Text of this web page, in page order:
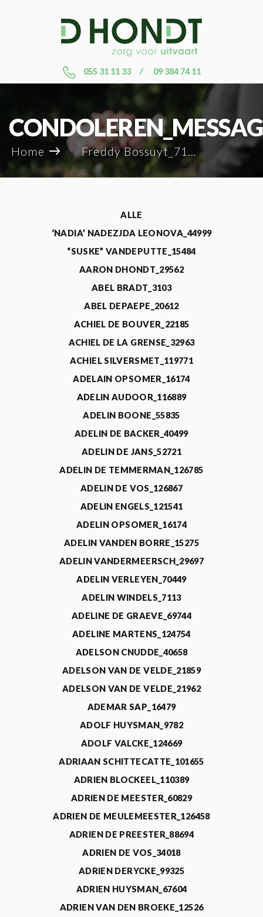
055 31 11 33 09 384 74 11
Home Freddy Bossuyt_71925
ALLE
‘NADIA’ NADEZJDA LEONOVA_44999
“SUSKE” VANDEPUTTE_15484
AARON DHONDT_29562
ABEL BRADT_3103
ABEL DEPAEPE_20612
ACHIEL DE BOUVER_22185
ACHIEL DE LA GRENSE_32963
ACHIEL SILVERSMET_119771
ADELAIN OPSOMER_16174
ADELIN AUDOOR_116889
ADELIN BOONE_55835
ADELIN DE BACKER_40499
ADELIN DE JANS_52721
ADELIN DE TEMMERMAN_126785
ADELIN DE VOS_126867
ADELIN ENGELS_121541
ADELIN OPSOMER_16174
ADELIN VANDEN BORRE_15275
ADELIN VANDERMEERSCH_29697
ADELIN VERLEYEN_70449
ADELIN WINDELS_7113
ADELINE DE GRAEVE_69744
ADELINE MARTENS_124754
ADELSON CNUDDE_40658
ADELSON VAN DE VELDE_21859
ADELSON VAN DE VELDE_21962
ADEMAR SAP_16479
ADOLF HUYSMAN_9782
ADOLF VALCKE_124669
ADRIAAN SCHITTECATTE_101655
ADRIEN BLOCKEEL_110389
ADRIEN DE MEESTER_60829
ADRIEN DE MEULEMEESTER_126458
ADRIEN DE PREESTER_88694
ADRIEN DE VOS_34018
ADRIEN DERYCKE_99325
ADRIEN HUYSMAN_67604
ADRIEN VAN DEN BROEKE_12526